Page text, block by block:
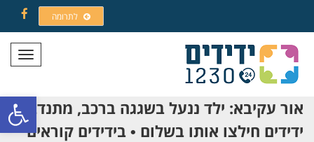
פתח
לתרומה
תפריט
אור עקיבא: ילד ננעל בשגגה ברכב, מתנדבי
ידידים חילצו אותו בשלום • בידידים קוראים